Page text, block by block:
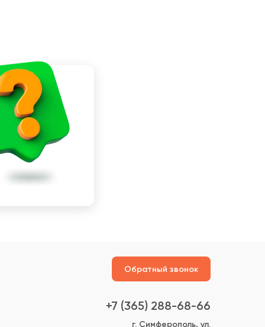
Обратный звонок
+7 (365) 288-68-66
г. Симферополь, ул.